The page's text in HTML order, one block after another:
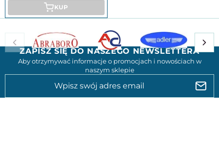
KUP
ZAPISZ SIĘ DO NASZEGO NEWSLETTERA
Aby otrzymywać informacje o promocjach i nowościach w
naszym sklepie